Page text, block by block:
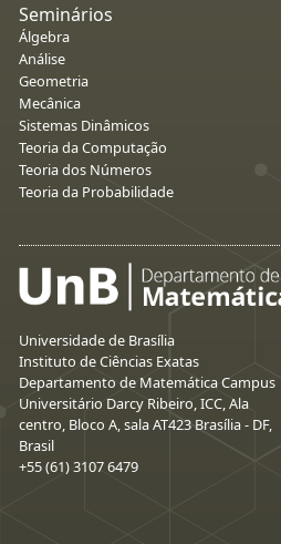
Seminários
Álgebra
Análise
Geometria
Mecânica
Sistemas Dinâmicos
Teoria da Computação
Teoria dos Números
Teoria da Probabilidade
Universidade de Brasília
Instituto de Ciências Exatas
Departamento de Matemática Campus
Universitário Darcy Ribeiro, ICC, Ala
centro, Bloco A, sala AT423 Brasília - DF,
Brasil
+55 (61) 3107 6479